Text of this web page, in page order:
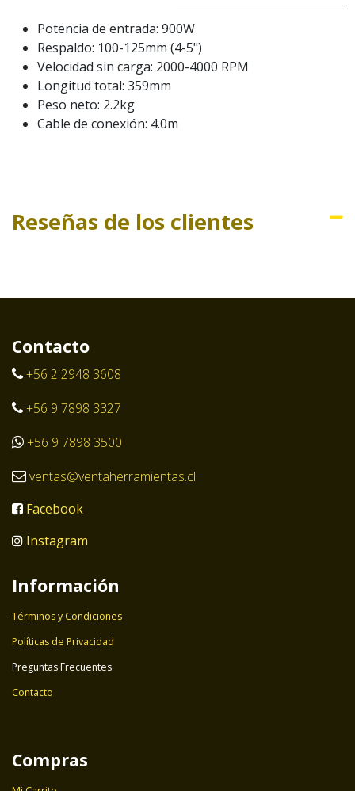
Potencia de entrada: 900W
Respaldo: 100-125mm (4-5")
Velocidad sin carga: 2000-4000 RPM
Longitud total: 359mm
Peso neto: 2.2kg
Cable de conexión: 4.0m
Reseñas de los clientes
Contacto
+56 2 2948 3608
+56 9 7898 3327
+56 9 7898 3500
ventas@ventaherramientas.cl
Facebook
Instagram
Información
Términos y Condiciones
Políticas de Privacidad
Preguntas Frecuentes
Contacto
Compras